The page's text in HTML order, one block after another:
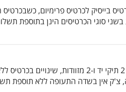
בייסיק לכרטיס פרימיום,
סוגי הכרטיסים הינן בתוספת
נוסעי המחלקה יכולים ליהנות מארוחות, לקיחת 2
צ'ק אין בשדה התעופה ללא תוספת